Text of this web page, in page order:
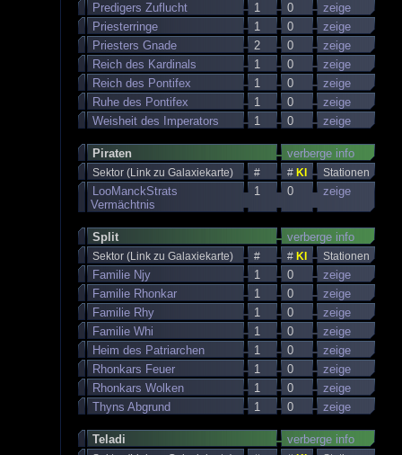
Predigers Zuflucht
1 0
zeige
Priesterringe
1 0
zeige
Priesters Gnade
2 0
zeige
Reich des Kardinals
1 0
zeige
Reich des Pontifex
1 0
zeige
Ruhe des Pontifex
1 0
zeige
Weisheit des Imperators
1 0 zeige
Piraten verberge info
Sektor (Link zu Galaxiekarte) # # KI Stationen
LooManckStrats
Vermächtnis
1 0 zeige
Split verberge info
Sektor (Link zu Galaxiekarte) # # KI Stationen
Familie Njy 1 0
zeige
Familie Rhonkar
1 0
zeige
Familie Rhy
1 0
zeige
Familie Whi
1 0
zeige
Heim des Patriarchen
1 0
zeige
Rhonkars Feuer
1 0
zeige
Rhonkars Wolken
1 0
zeige
Thyns Abgrund
1 0 zeige
Teladi verberge info